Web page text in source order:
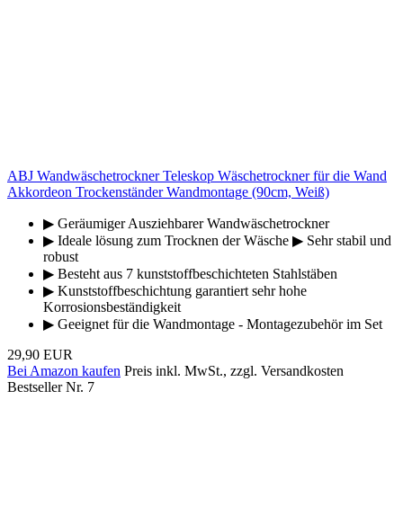
ABJ Wandwäschetrockner Teleskop Wäschetrockner für die Wand
Akkordeon Trockenständer Wandmontage (90cm, Weiß)
▶ Geräumiger Ausziehbarer Wandwäschetrockner
▶ Ideale lösung zum Trocknen der Wäsche ▶ Sehr stabil und
robust
▶ Besteht aus 7 kunststoffbeschichteten Stahlstäben
▶ Kunststoffbeschichtung garantiert sehr hohe
Korrosionsbeständigkeit
▶ Geeignet für die Wandmontage - Montagezubehör im Set
29,90 EUR
Bei Amazon kaufen Preis inkl. MwSt., zzgl. Versandkosten
Bestseller Nr. 7